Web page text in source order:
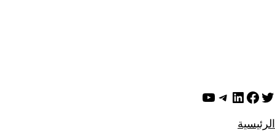
تويترفيسبوك
لينكد إن تيليجرام
يوتيوب
الرئيسية